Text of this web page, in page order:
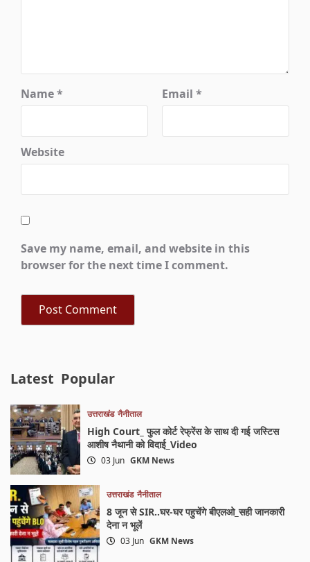
Name* Email *
Website
Save my name, email, and website in this
browser for the next time I comment.
Latest Popular
उत्तराखंड नैनीताल
High Court_ फुल कोर्ट रेफ्रेंस के साथ दी गई जस्टिस
आशीष नैथानी को विदाई_Video
03 Jun GKM News
उत्तराखंड नैनीताल
8 जून से SIR..घर-घर पहुचेंगे बीएलओ_सही जानकारी
देना न भूलें
03 Jun GKM News